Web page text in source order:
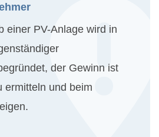
einer PV-Anlage wird in
der Gewinn ist
ermitteln und beim